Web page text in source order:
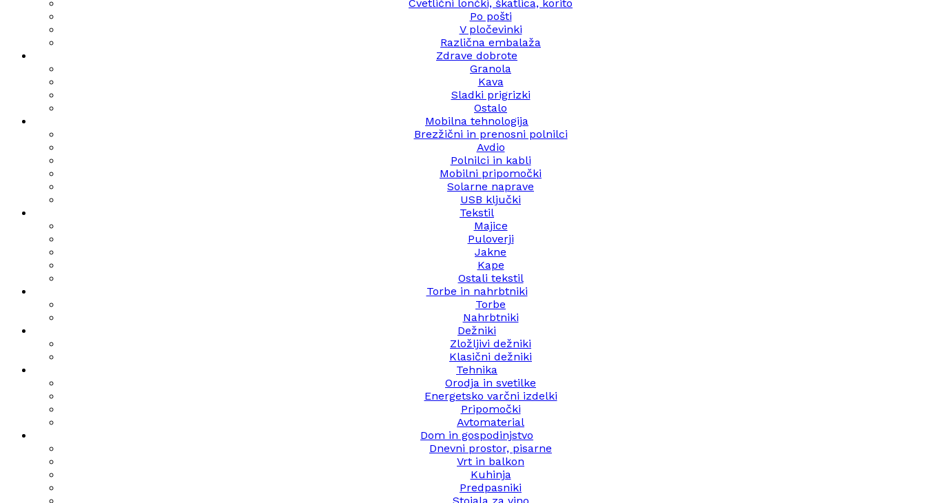
Cvetlični lončki, škatlica, korito
Po pošti
V pločevinki
Različna embalaža
Zdrave dobrote
Granola
Kava
Sladki prigrizki
Ostalo
Mobilna tehnologija
Brezžični in prenosni polnilci
Avdio
Polnilci in kabli
Mobilni pripomočki
Solarne naprave
USB ključki
Tekstil
Majice
Puloverji
Jakne
Kape
Ostali tekstil
Torbe in nahrbtniki
Torbe
Nahrbtniki
Dežniki
Zložljivi dežniki
Klasični dežniki
Tehnika
Orodja in svetilke
Energetsko varčni izdelki
Pripomočki
Avtomaterial
Dom in gospodinjstvo
Dnevni prostor, pisarne
Vrt in balkon
Kuhinja
Predpasniki